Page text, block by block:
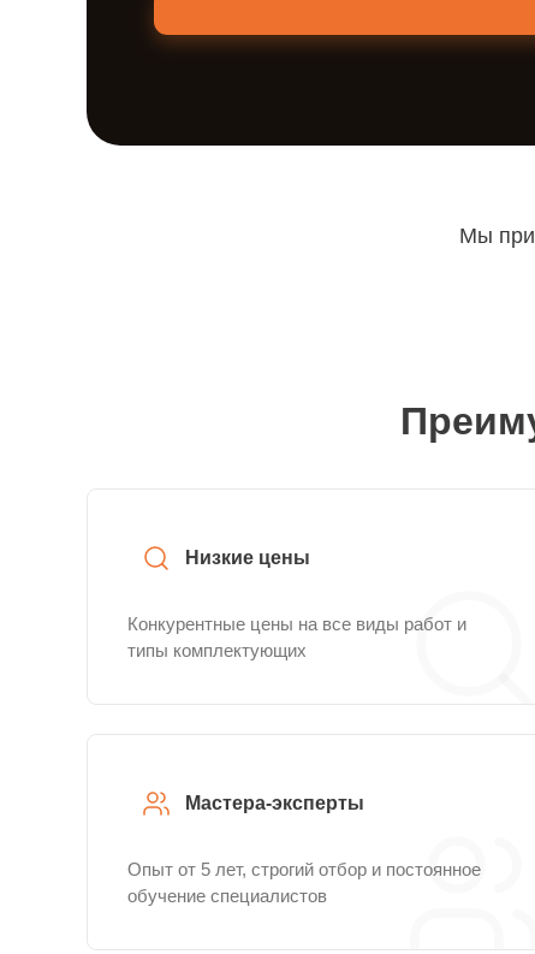
Мы
Низкие цены
Конкурентные цены на все виды работ и
типы комплектующих
Мастера-эксперты
Опыт от 5 лет, строгий отбор и постоянное
обучение специалистов